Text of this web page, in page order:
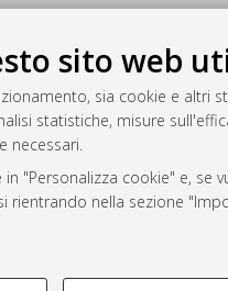
sito web
sia cookie e
statistiche, misure
necessari.
"Personalizza cookie" e,
rientrando nella sezione
e gestito da